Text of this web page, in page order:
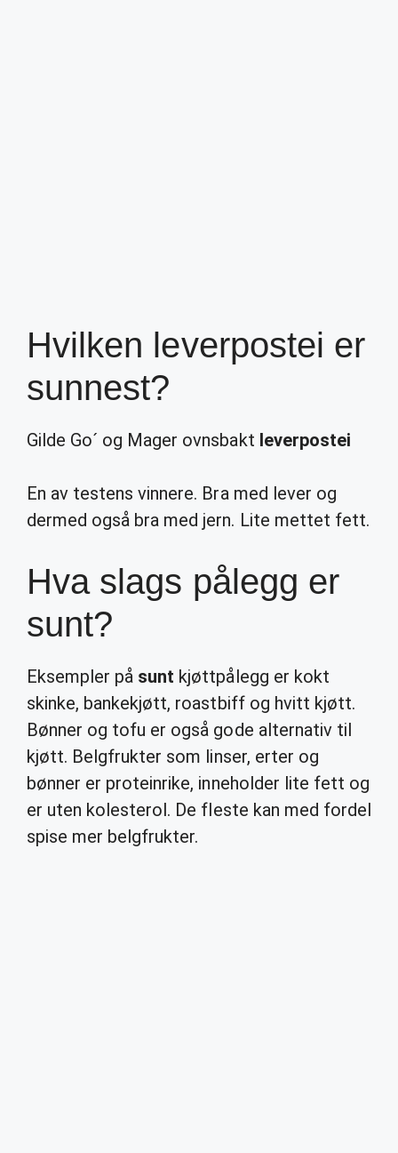
Hvilken leverpostei er
sunnest?
Gilde Go´ og Mager ovnsbakt leverpostei
En av testens vinnere. Bra med lever og
dermed også bra med jern. Lite mettet fett.
Hva slags pålegg er
sunt?
Eksempler på sunt kjøttpålegg er kokt
skinke, bankekjøtt, roastbiff og hvitt kjøtt.
Bønner og tofu er også gode alternativ til
kjøtt. Belgfrukter som linser, erter og
bønner er proteinrike, inneholder lite fett og
er uten kolesterol. De fleste kan med fordel
spise mer belgfrukter.